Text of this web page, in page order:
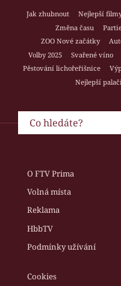
Jak zhubnout Nejlepší
Změna času
ZOO Nové začátky
Volby 2025
Svařené víno
Pěstování lichořeřišnice
Nejlepší
O FTV Prima
Volná místa
Reklama
HbbTV
Podmínky užívání
Cookies